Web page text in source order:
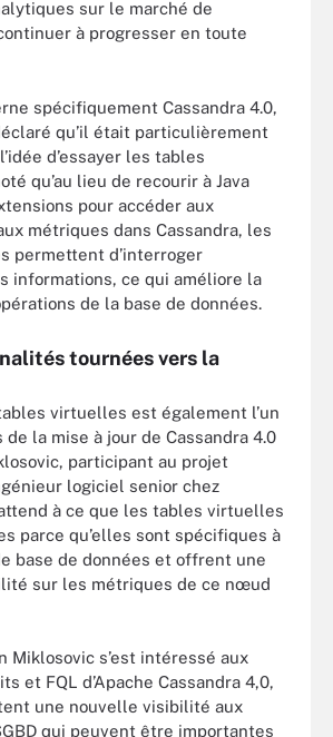
sur le marché de
à progresser en toute
spécifiquement Cassandra 4.0,
qu’il était particulièrement
d’essayer les tables
qu’au lieu de recourir à Java
pour accéder aux
métriques dans Cassandra, les
permettent d’interroger
informations, ce qui améliore la
de la base de données.
tournées vers la
virtuelles est également l’un
la mise à jour de Cassandra 4.0
participant au projet
logiciel senior chez
à ce que les tables virtuelles
parce qu’elles sont spécifiques à
base de données et offrent une
sur les métriques de ce nœud
Miklosovic s’est intéressé aux
et FQL d’Apache Cassandra 4,0,
une nouvelle visibilité aux
qui peuvent être importantes